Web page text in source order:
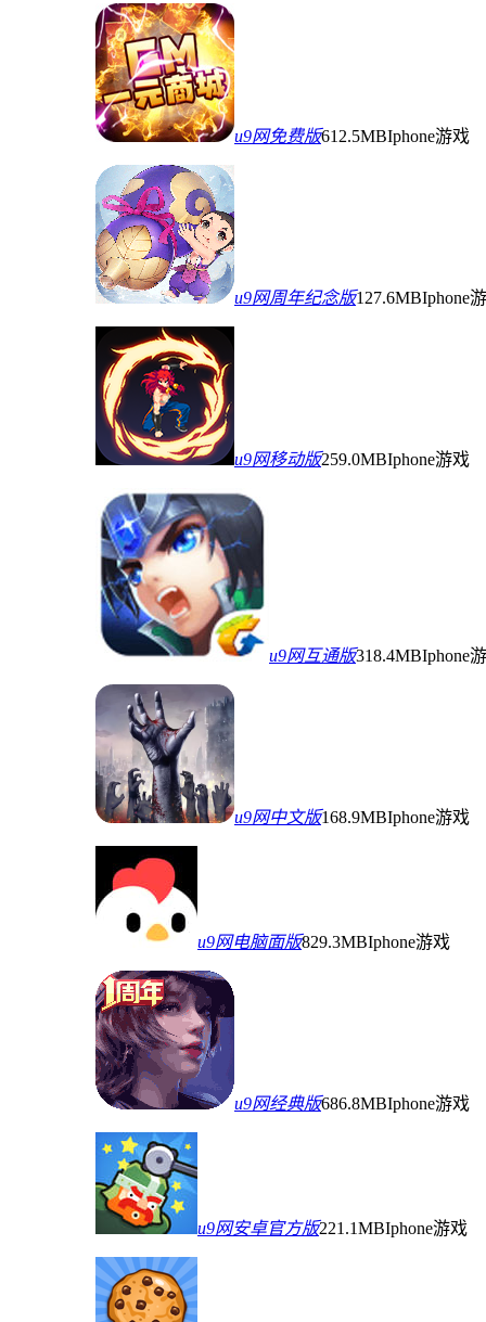
u9网免费版612.5MBIphone游戏
u9网周年纪念版127.6MBIphone
u9网移动版259.0MBIphone游戏
u9网互通版318.4MBIphone
u9网中文版168.9MBIphone游戏
u9网电脑面版829.3MBIphone游戏
u9网经典版686.8MBIphone游戏
u9网安卓官方版221.1MBIphone游戏